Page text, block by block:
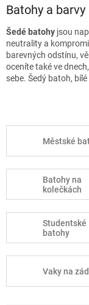
Batohy a barvy
Šedé batohy jsou
neutrality a
barevných odstínu,
oceníte také ve
sebe. Šedý batoh,
Městské
Batohy na
kolečkách
Studentské
batohy
Vaky na